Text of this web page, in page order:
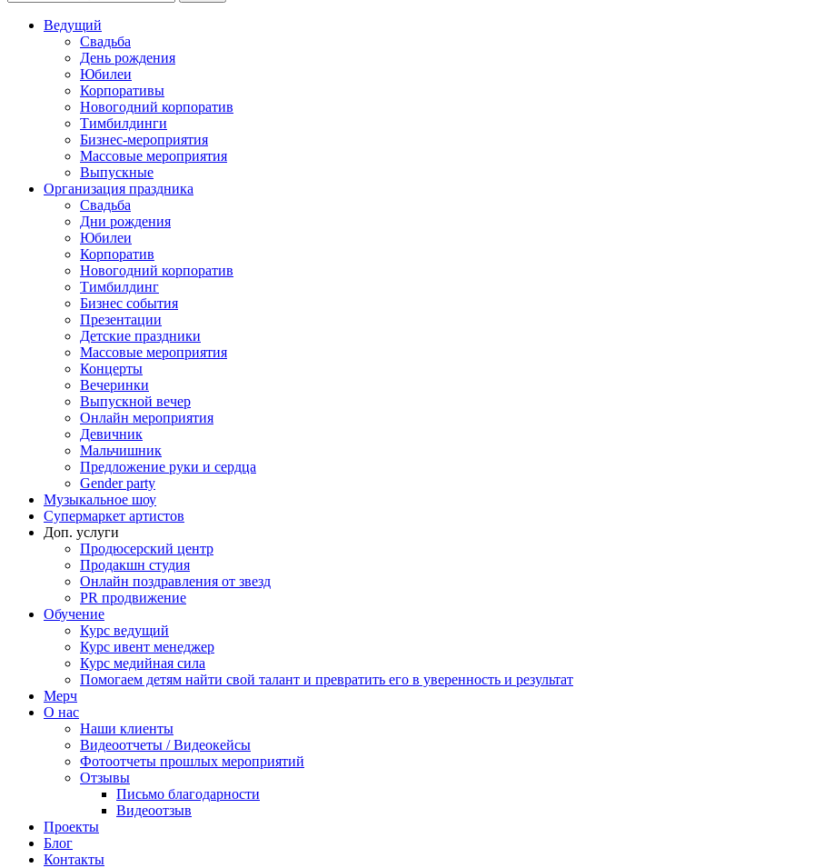
Ведущий
Свадьба
День рождения
Юбилеи
Корпоративы
Новогодний корпоратив
Тимбилдинги
Бизнес-мероприятия
Массовые мероприятия
Выпускные
Организация праздника
Свадьба
Дни рождения
Юбилеи
Корпоратив
Новогодний корпоратив
Тимбилдинг
Бизнес события
Презентации
Детские праздники
Массовые мероприятия
Концерты
Вечеринки
Выпускной вечер
Онлайн мероприятия
Девичник
Мальчишник
Предложение руки и сердца
Gender party
Музыкальное шоу
Супермаркет артистов
Доп. услуги
Продюсерский центр
Продакшн студия
Онлайн поздравления от звезд
PR продвижение
Обучение
Курс ведущий
Курс ивент менеджер
Курс медийная сила
Помогаем детям найти свой талант и превратить его в уверенность и результат
Мерч
О нас
Наши клиенты
Видеоотчеты / Видеокейсы
Фотоотчеты прошлых мероприятий
Отзывы
Письмо благодарности
Видеоотзыв
Проекты
Блог
Контакты